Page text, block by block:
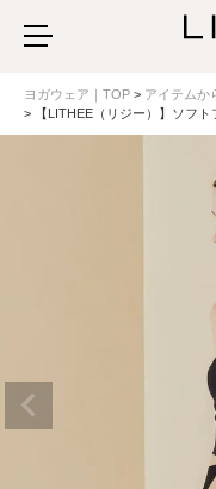
ヨガウェア｜TOP アイテムか
【LITHEE（リジー）】ソフ